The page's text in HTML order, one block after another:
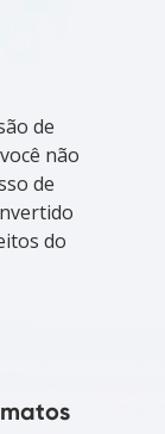
de
não
de
do